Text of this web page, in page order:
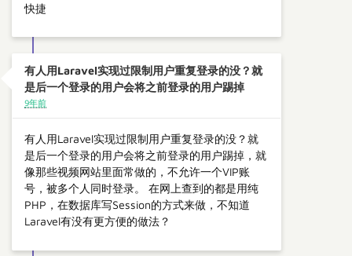
快捷
有人用Laravel实现过限制用户重复登录的没？就
是后一个登录的用户会将之前登录的用户踢掉
9年前
有人用Laravel实现过限制用户重复登录的没？就
是后一个登录的用户会将之前登录的用户踢掉，就
像那些视频网站里面常做的，不允许一个VIP账
号，被多个人同时登录。 在网上查到的都是用纯
PHP，在数据库写Session的方式来做，不知道
Laravel有没有更方便的做法？